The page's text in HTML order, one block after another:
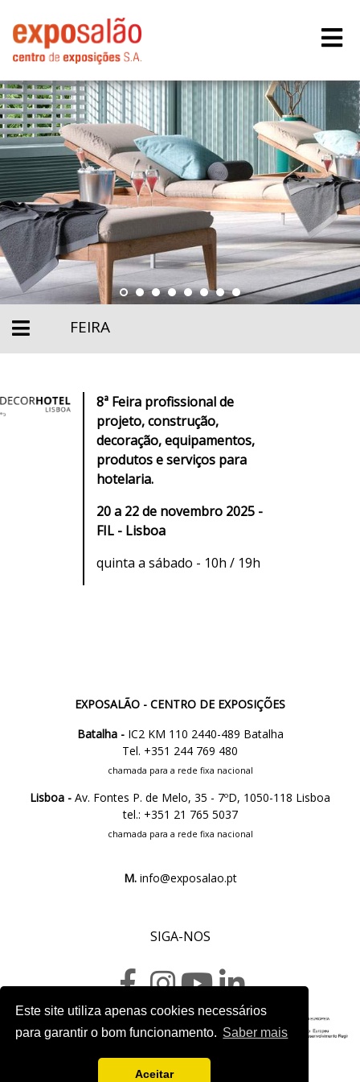
Este site utiliza apenas cookies necessários
para garantir o bom funcionamento. Saber mais
Aceitar
FEIRA
8ª Feira profissional de
projeto, construção,
decoração, equipamentos,
produtos e serviços para
hotelaria.
20 a 22 de novembro 2025 -
FIL - Lisboa
quinta a sábado - 10h / 19h
EXPOSALÃO - CENTRO DE EXPOSIÇÕES
Batalha -IC2 KM 110 2440-489 Batalha
Tel. +351 244 769 480
chamada para a rede fixa nacional
Lisboa - Av. Fontes P. de Melo, 35 - 7ºD, 1050-118 Lisboa
tel.: +351 21 765 5037
chamada para a rede fixa nacional
M.info@exposalao.pt
SIGA-NOS